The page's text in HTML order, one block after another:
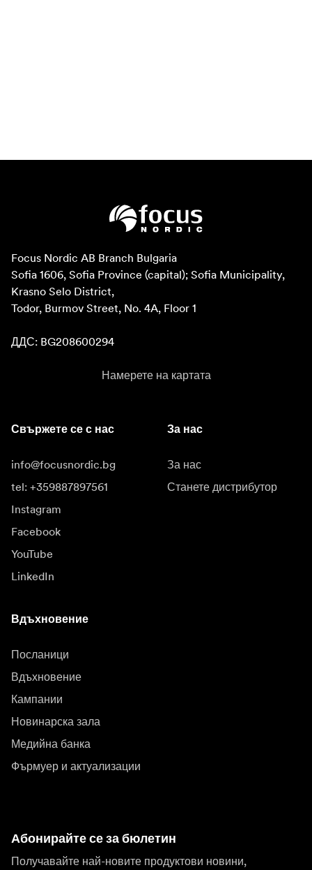
Focus Nordic AB Branch Bulgaria
Sofia 1606, Sofia Province (capital); Sofia Municipality,
Krasno Selo District,
Todor, Burmov Street, No. 4A, Floor 1
ДДС: BG208600294
Намерете на картата
Свържете се с нас
info@focusnordic.bg
tel: +359887897561
Instagram
Facebook
YouTube
LinkedIn
За нас
За нас
Станете дистрибутор
Вдъхновение
Посланици
Вдъхновение
Кампании
Новинарска зала
Медийна банка
Фърмуер и актуализации
Абонирайте се за бюлетин
Получавайте най-новите продуктови новини,